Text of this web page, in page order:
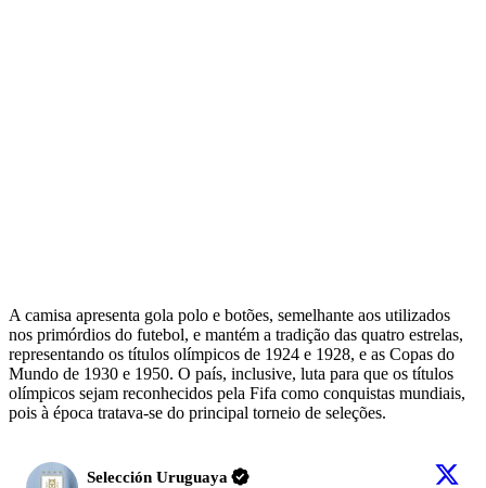
A camisa apresenta gola polo e botões, semelhante aos utilizados
nos primórdios do futebol, e mantém a tradição das quatro estrelas,
representando os títulos olímpicos de 1924 e 1928, e as Copas do
Mundo de 1930 e 1950. O país, inclusive, luta para que os títulos
olímpicos sejam reconhecidos pela Fifa como conquistas mundiais,
pois à época tratava-se do principal torneio de seleções.
Selección Uruguaya